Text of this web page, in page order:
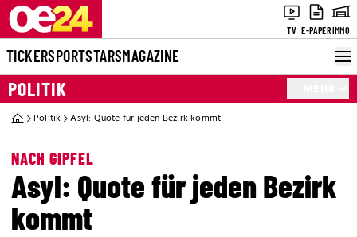
TV E-PAPERIMMO
TICKERSPORTSTARSMAGAZINE
POLITIK
Politik Asyl: Quote für jeden Bezirk kommt
NACH GIPFEL
Asyl: Quote für jeden Bezirk
kommt